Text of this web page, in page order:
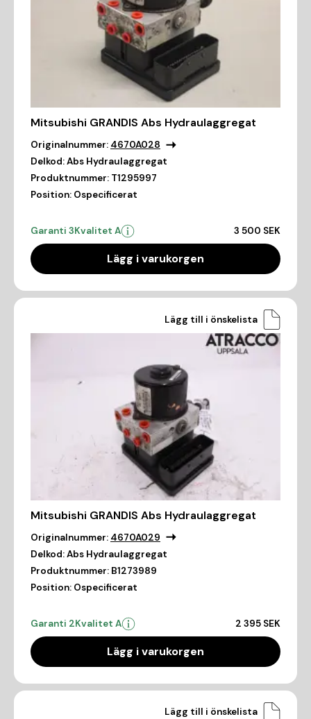
Mitsubishi GRANDIS Abs Hydraulaggregat
Originalnummer: 4670A028
Delkod:Abs Hydraulaggregat
Produktnummer: T1295997
Position: Ospecificerat
Garanti 3Kvalitet A 3 500 SEK
Lägg i varukorgen
Lägg till i önskelista
Mitsubishi GRANDIS Abs Hydraulaggregat
Originalnummer: 4670A029
Delkod:Abs Hydraulaggregat
Produktnummer: B1273989
Position: Ospecificerat
Garanti 2Kvalitet A 2 395 SEK
Lägg i varukorgen
Lägg till i önskelista